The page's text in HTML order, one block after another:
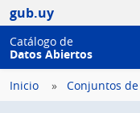
gub.uy
Catálogo de
Datos Abiertos
Inicio Conjuntos de